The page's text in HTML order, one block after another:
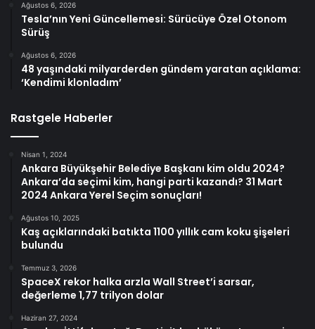
Ağustos 6, 2026
Tesla’nın Yeni Güncellemesi: Sürücüye Özel Otonom
Sürüş
Ağustos 6, 2026
48 yaşındaki milyarderden gündem yaratan açıklama:
‘Kendimi klonladım’
Rastgele Haberler
Nisan 1, 2024
Ankara Büyükşehir Belediye Başkanı kim oldu 2024?
Ankara’da seçimi kim, hangi parti kazandı? 31 Mart
2024 Ankara Yerel Seçim sonuçları!
Ağustos 10, 2025
Kaş açıklarındaki batıkta 1100 yıllık cam koku şişeleri
bulundu
Temmuz 3, 2026
SpaceX rekor halka arzla Wall Street’i sarsar,
değerleme 1,77 trilyon dolar
Haziran 27, 2024